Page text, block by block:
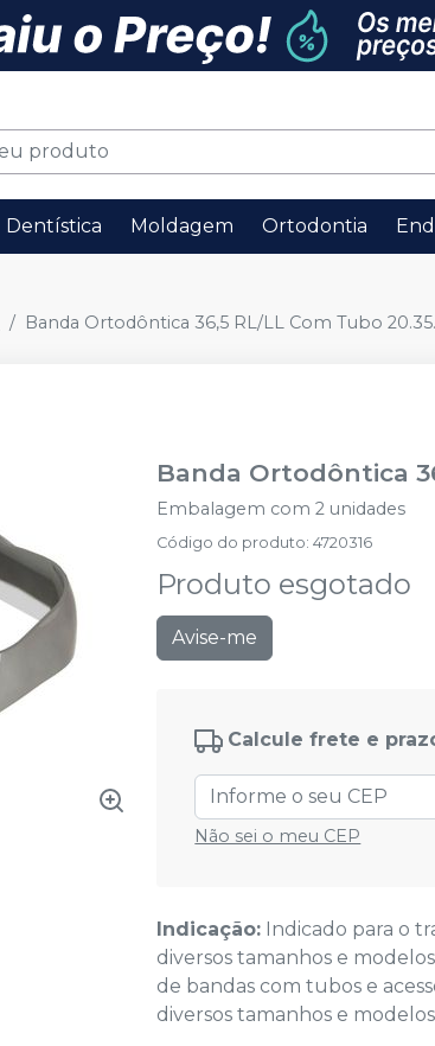
Dentística Moldagem Ortodontia
Banda Ortodôntica 36,5 RL/LL Com Tubo
Banda Ortodôntica
Embalagem com 2 unidades
Código do produto:4720316
Produto esgotado
Avise-me
Calcule frete e
Não sei o meu CEP
Indicação: Indicado para o
diversos tamanhos e
de bandas com tubos e
diversos tamanhos e